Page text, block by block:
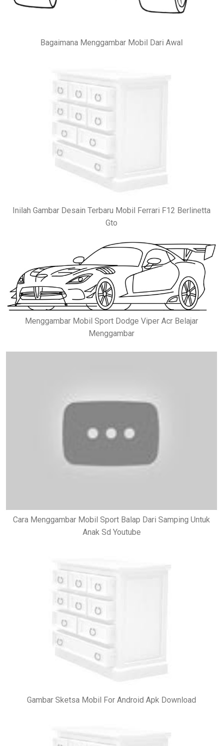
Bagaimana Menggambar Mobil Dari Awal
Inilah Gambar Desain Terbaru Mobil Ferrari F12 Berlinetta
Gto
Menggambar Mobil Sport Dodge Viper Acr Belajar
Menggambar
Cara Menggambar Mobil Sport Balap Dari Samping Untuk
Anak Sd Youtube
Gambar Sketsa Mobil For Android Apk Download